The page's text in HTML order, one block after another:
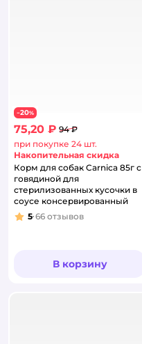
−20%
75,20 ₽ 94 ₽
при покупке 24 шт.
Накопительная скидка
Корм для собак Carnica 85г с
говядиной для
стерилизованных кусочки в
соусе консервированный
Рейтинг:
5 66 отзывов
В корзину